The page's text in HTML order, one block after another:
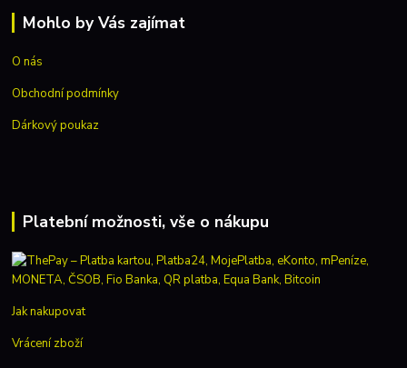
Mohlo by Vás zajímat
O nás
Obchodní podmínky
Dárkový poukaz
Platební možnosti, vše o nákupu
Jak nakupovat
Vrácení zboží